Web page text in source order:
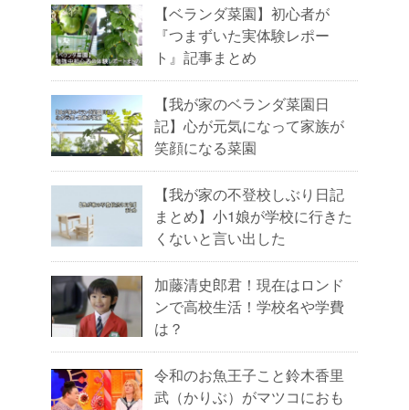
【ベランダ菜園】初心者が
『つまずいた実体験レポー
ト』記事まとめ
【我が家のベランダ菜園日
記】心が元気になって家族が
笑顔になる菜園
【我が家の不登校しぶり日記
まとめ】小1娘が学校に行きた
くないと言い出した
加藤清史郎君！現在はロンド
ンで高校生活！学校名や学費
は？
令和のお魚王子こと鈴木香里
武（かりぶ）がマツコにおも